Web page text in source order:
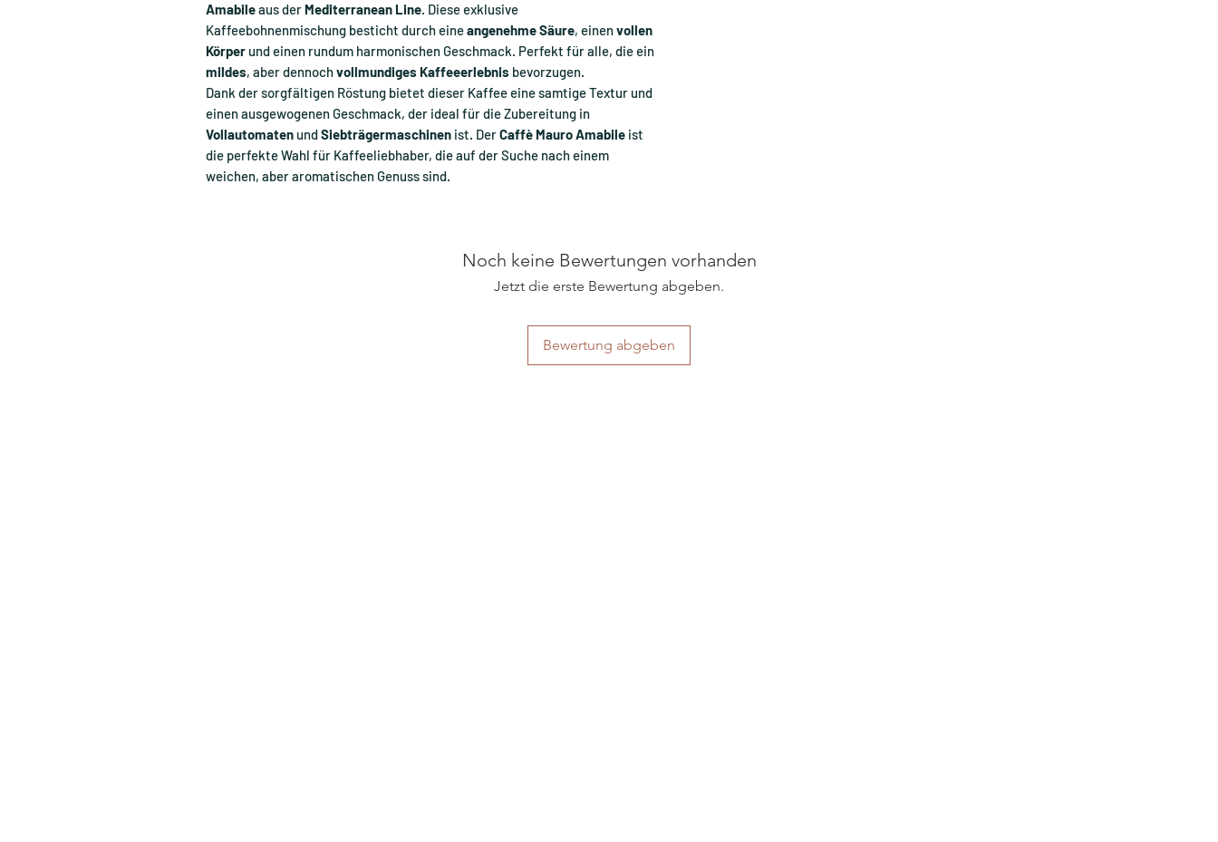
Amabileaus der Mediterranean Line. Diese exklusive
Kaffeebohnenmischung besticht durch eineangenehme Säure, einenvollen
Körper und einen rundum harmonischen Geschmack. Perfekt für alle, die ein
mildes, aber dennochvollmundiges Kaffeeerlebnis bevorzugen.
Dank der sorgfältigen Röstung bietet dieser Kaffee eine samtige Textur und
einen ausgewogenen Geschmack, der ideal für die Zubereitung in
Vollautomaten undSiebträgermaschinen ist. DerCaffè Mauro Amabile ist
die perfekte Wahl für Kaffeeliebhaber, die auf der Suche nach einem
weichen, aber aromatischen Genuss sind.
Noch keine Bewertungen vorhanden
Jetzt die erste Bewertung abgeben.
Bewertung abgeben